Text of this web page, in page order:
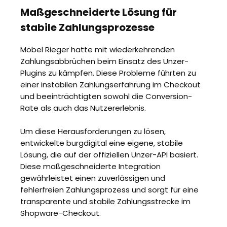
Maßgeschneiderte Lösung für
stabile Zahlungsprozesse
Möbel Rieger hatte mit wiederkehrenden
Zahlungsabbrüchen beim Einsatz des Unzer-
Plugins zu kämpfen. Diese Probleme führten zu
einer instabilen Zahlungserfahrung im Checkout
und beeinträchtigten sowohl die Conversion-
Rate als auch das Nutzererlebnis.
Um diese Herausforderungen zu lösen,
entwickelte burgdigital eine eigene, stabile
Lösung, die auf der offiziellen Unzer-API basiert.
Diese maßgeschneiderte Integration
gewährleistet einen zuverlässigen und
fehlerfreien Zahlungsprozess und sorgt für eine
transparente und stabile Zahlungsstrecke im
Shopware-Checkout.